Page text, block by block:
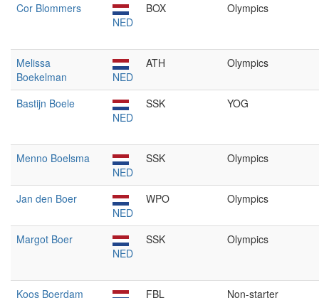
Cor Blommers
NED
BOX Olympics
Melissa
Boekelman
NED
ATH Olympics
Bastijn Boele
NED
SSK YOG
Menno Boelsma
NED
SSK Olympics
Jan den Boer
NED
WPO Olympics
Margot Boer
NED
SSK Olympics
Koos Boerdam
FBL Non-starter